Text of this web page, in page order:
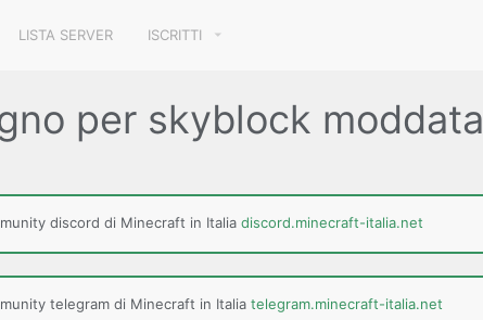
LISTA SERVER ISCRITTI
per skyblock moddata
discord di Minecraft in Italia discord.minecraft-italia.net
telegram di Minecraft in Italia telegram.minecraft-italia.net